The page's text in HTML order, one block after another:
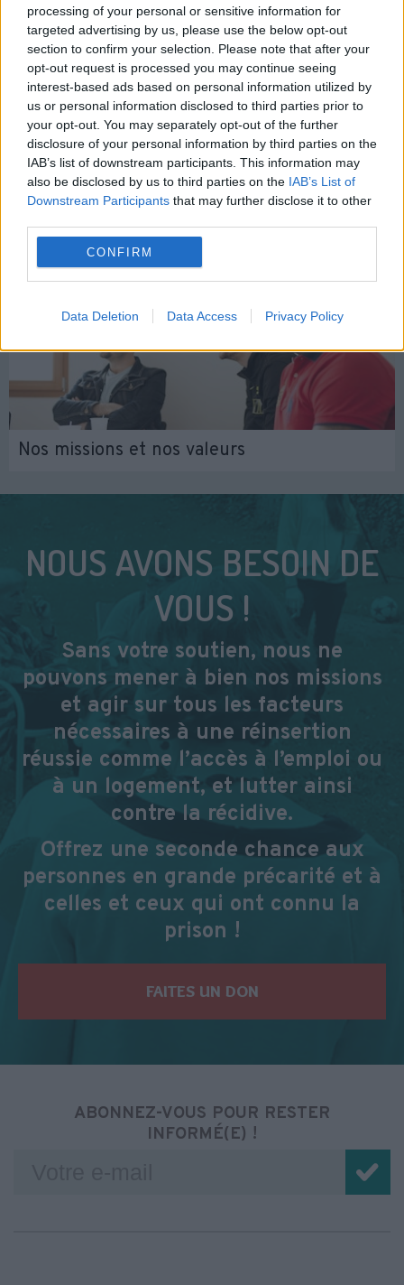
processing of your personal or sensitive information for
targeted advertising by us, please use the below opt-out
section to confirm your selection. Please note that after your
opt-out request is processed you may continue seeing
interest-based ads based on personal information utilized by
us or personal information disclosed to third parties prior to
your opt-out. You may separately opt-out of the further
disclosure of your personal information by third parties on the
IAB’s list of downstream participants. This information may
also be disclosed by us to third parties on the IAB’s List of
Downstream Participants that may further disclose it to other
CONFIRM
Data Deletion Data Access Privacy Policy
Notre organisation
Assemblée Générale 2018
Nos missions et nos valeurs
NOUS AVONS BESOIN DE
VOUS !
Sans votre soutien, nous ne
pouvons mener à bien nos missions
et agir sur tous les facteurs
nécessaires à une réinsertion
réussie comme l’accès à l’emploi ou
à un logement, et lutter ainsi
contre la récidive.
Offrez une seconde chance aux
personnes en grande précarité et à
celles et ceux qui ont connu la
prison !
FAITES UN DON
ABONNEZ-VOUS POUR RESTER
INFORMÉ(E) !